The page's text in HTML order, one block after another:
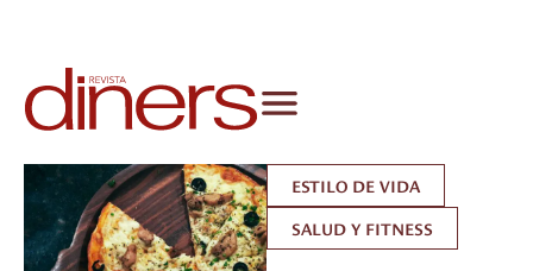
ESTILO DE VIDA
SALUD Y FITNESS